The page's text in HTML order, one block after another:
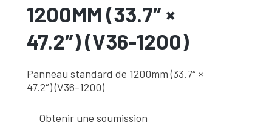
1200MM (33.7″ ×
47.2″) (V36-1200)
Panneau standard de 1200mm (33.7″ ×
47.2″) (V36-1200)
Obtenir une soumission